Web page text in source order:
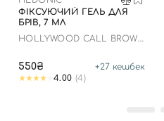
ФІКСУЮЧИЙ ГЕЛЬ ДЛЯ
БРІВ, 7 МЛ
HOLLYWOOD CALL BROW
550₴ +27 кешбек
4.00 (4)
Номер телефону